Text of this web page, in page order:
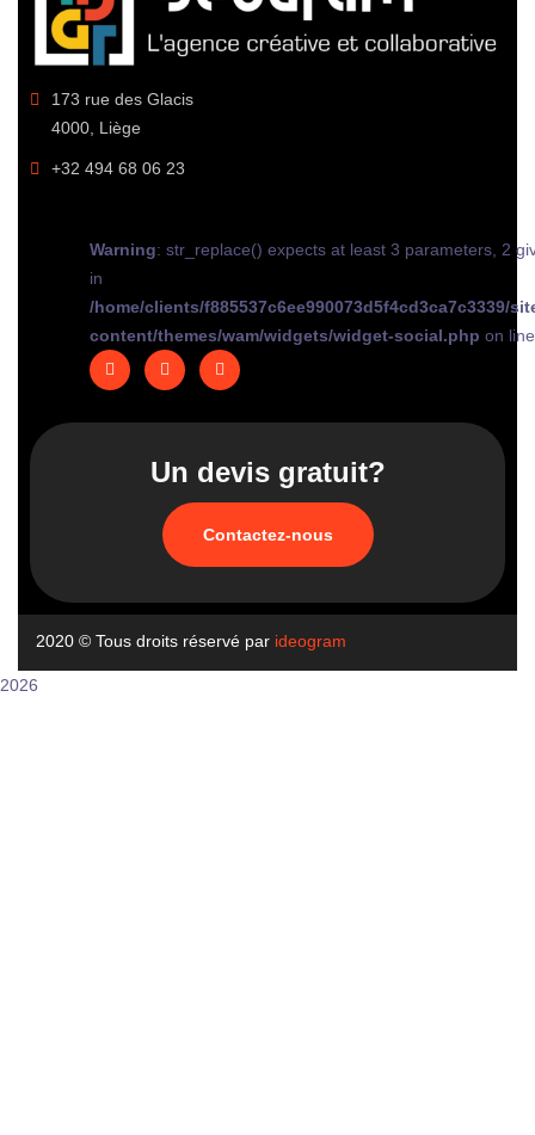
173 rue des Glacis
4000, Liège
+32 494 68 06 23
Warning: str_replace() expects at least 3 parameters, 2
in
/home/clients/f885537c6ee990073d5f4cd3ca7c3339/
content/themes/wam/widgets/widget-social.php on
Un devis gratuit?
Contactez-nous
2020 © Tous droits réservé par ideogram
2026